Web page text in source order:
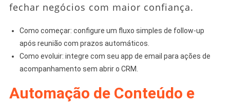
fechar negócios com maior confiança.
Como começar: configure um fluxo simples de follow-up
após reunião com prazos automáticos.
Como evoluir: integre com seu app de email para ações de
acompanhamento sem abrir o CRM.
Automação de Conteúdo e